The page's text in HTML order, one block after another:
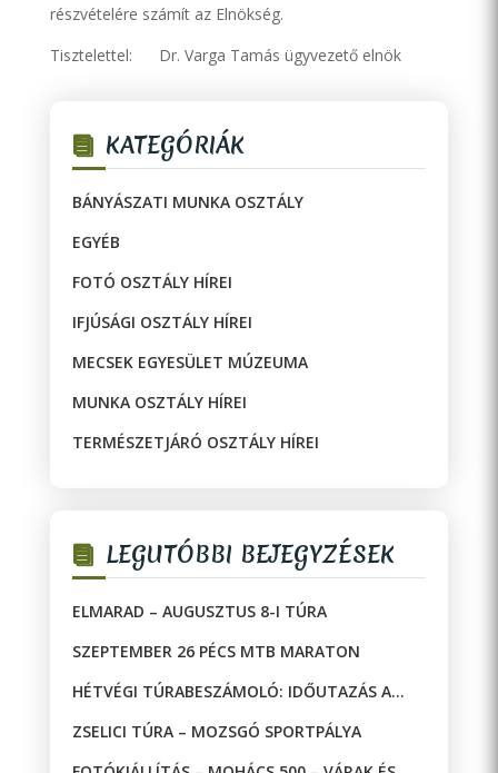
részvételére számít az Elnökség.
Tisztelettel: Dr. Varga Tamás ügyvezető elnök
KATEGÓRIÁK
BÁNYÁSZATI MUNKA OSZTÁLY
EGYÉB
FOTÓ OSZTÁLY HÍREI
IFJÚSÁGI OSZTÁLY HÍREI
MECSEK EGYESÜLET MÚZEUMA
MUNKA OSZTÁLY HÍREI
TERMÉSZETJÁRÓ OSZTÁLY HÍREI
LEGUTÓBBI BEJEGYZÉSEK
ELMARAD – AUGUSZTUS 8-I TÚRA
SZEPTEMBER 26 PÉCS MTB MARATON
HÉTVÉGI TÚRABESZÁMOLÓ: IDŐUTAZÁS A
ZSELICI TÚRA – MOZSGÓ SPORTPÁLYA